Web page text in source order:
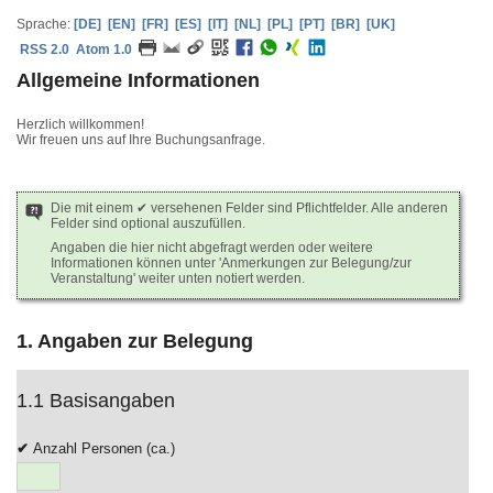
Sprache: [DE] [EN] [FR] [ES] [IT] [NL] [PL] [PT] [BR]
[UK]
RSS 2.0 Atom 1.0
Allgemeine Informationen
Herzlich willkommen!
Wir freuen uns auf Ihre Buchungsanfrage.
Die mit einem ✔ versehenen Felder sind Pflichtfelder. Alle anderen
Felder sind optional auszufüllen.
Angaben die hier nicht abgefragt werden oder weitere
Informationen können unter 'Anmerkungen zur Belegung/zur
Veranstaltung' weiter unten notiert werden.
1. Angaben zur Belegung
1.1 Basisangaben
Anzahl Personen (ca.)